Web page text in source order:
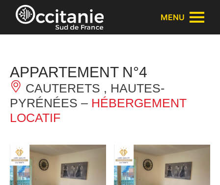
Panneau de gestion des cookies
MENU
APPARTEMENT N°4
CAUTERETS , HAUTES-
PYRÉNÉES – HÉBERGEMENT
LOCATIF